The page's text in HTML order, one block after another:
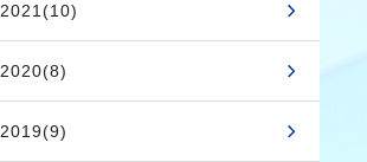
2021(10)
2020(8)
2019(9)